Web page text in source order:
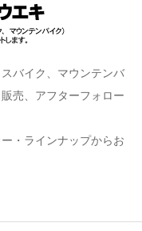
バイク、マウンテンバ
売、アフターフォロー
・ラインナップからお